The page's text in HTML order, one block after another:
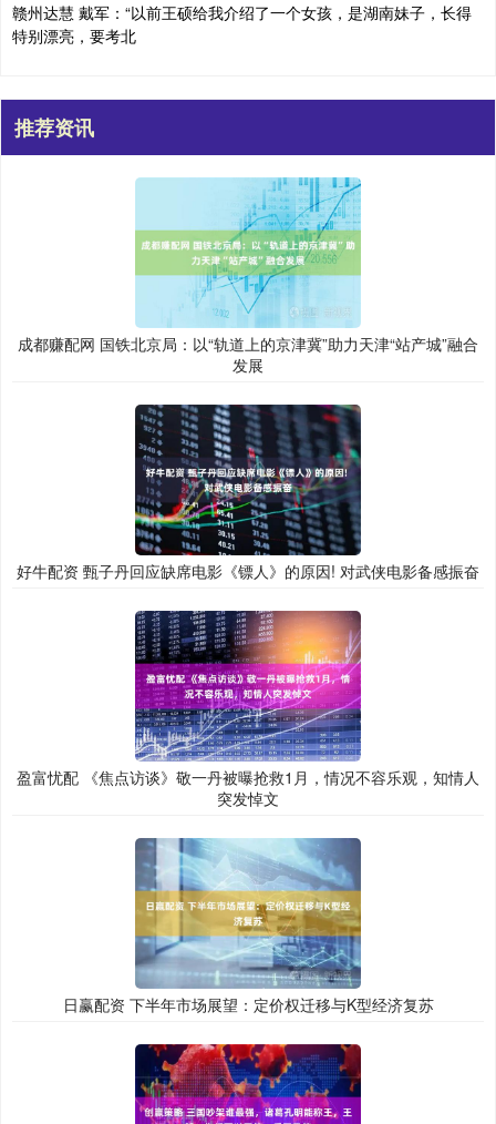
赣州达慧 戴军：“以前王硕给我介绍了一个女孩，是湖南妹子，长得
特别漂亮，要考北
推荐资讯
成都赚配网 国铁北京局：以“轨道上的京津冀”助力天津“站产城”融合
发展
好牛配资 甄子丹回应缺席电影《镖人》的原因! 对武侠电影备感振奋
盈富忧配 《焦点访谈》敬一丹被曝抢救1月，情况不容乐观，知情人
突发悼文
日赢配资 下半年市场展望：定价权迁移与K型经济复苏